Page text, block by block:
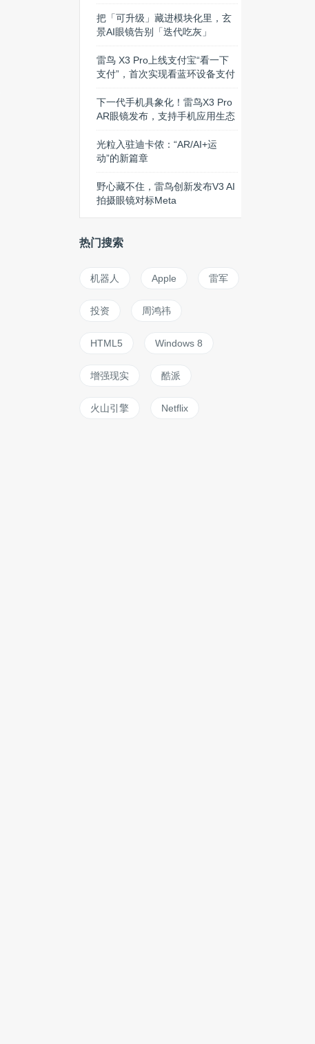
把「可升级」藏进模块化里，玄
景AI眼镜告别「迭代吃灰」
雷鸟 X3 Pro上线支付宝“看一下
支付”，首次实现看蓝环设备支付
下一代手机具象化！雷鸟X3 Pro
AR眼镜发布，支持手机应用生态
光粒入驻迪卡侬：“AR/AI+运
动”的新篇章
野心藏不住，雷鸟创新发布V3 AI
拍摄眼镜对标Meta
热门搜索
机器人 Apple 雷军
投资 周鸿祎
HTML5 Windows 8
增强现实 酷派
火山引擎 Netflix